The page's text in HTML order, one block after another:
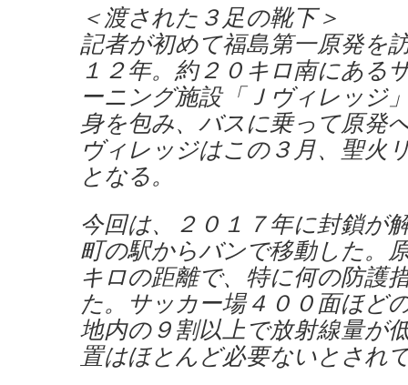
＜渡された３足の靴下＞
記者が初めて福島第一原発を
１２年。約２０キロ南にある
ーニング施設「Ｊヴィレッジ
身を包み、バスに乗って原発
ヴィレッジはこの３月、聖火
となる。
今回は、２０１７年に封鎖が
町の駅からバンで移動した。
キロの距離で、特に何の防護
た。サッカー場４００面ほど
地内の９割以上で放射線量が
置はほとんど必要ないとされ